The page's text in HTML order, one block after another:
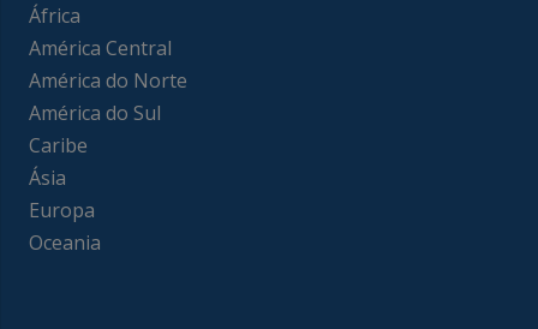
África
América Central
América do Norte
América do Sul
Caribe
Ásia
Europa
Oceania